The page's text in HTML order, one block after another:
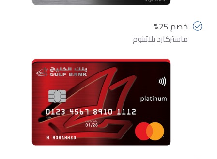
خصم 25%
ماستركارد بلاتينوم